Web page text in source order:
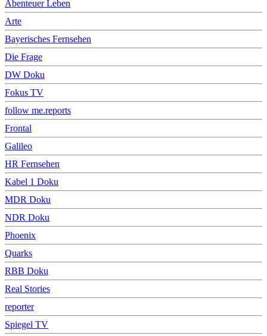
Abenteuer Leben
Arte
Bayerisches Fernsehen
Die Frage
DW Doku
Fokus TV
follow me.reports
Frontal
Galileo
HR Fernsehen
Kabel 1 Doku
MDR Doku
NDR Doku
Phoenix
Quarks
RBB Doku
Real Stories
reporter
Spiegel TV